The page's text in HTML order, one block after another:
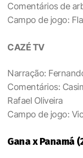
Comentários de
Campo de jogo:
CAZÉ TV
Narração:
Comentários:
Rafael Oliveira
Campo de jogo:
Gana x Panamá